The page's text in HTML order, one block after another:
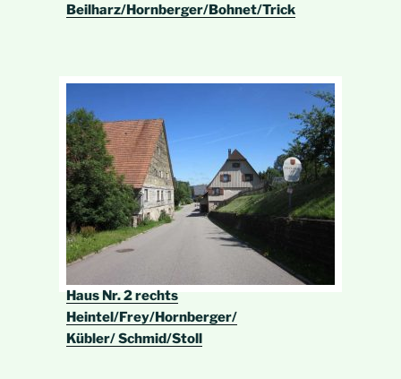
Beilharz/Hornberger/Bohnet/Trick
Haus Nr. 2 rechts
Heintel/Frey/Hornberger/
Kübler/ Schmid/Stoll